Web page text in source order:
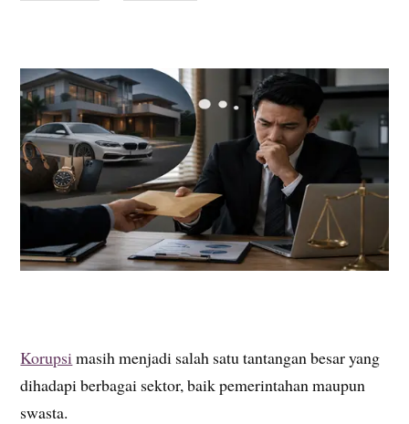
Korupsi masih menjadi salah satu tantangan besar yang
dihadapi berbagai sektor, baik pemerintahan maupun
swasta.